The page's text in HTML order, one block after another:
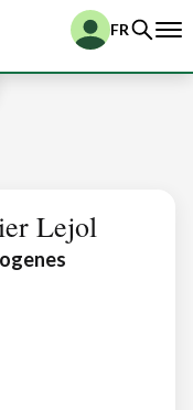
FR
Lejol